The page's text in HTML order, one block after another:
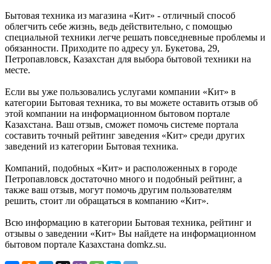
Бытовая техника из магазина «Кит» - отличный способ
облегчить себе жизнь, ведь действительно, с помощью
специальной техники легче решать повседневные проблемы и
обязанности. Приходите по адресу ул. Букетова, 29,
Петропавловск, Казахстан для выбора бытовой техники на
месте.
Если вы уже пользовались услугами компании «Кит» в
категории Бытовая техника, то вы можете оставить отзыв об
этой компании на информационном бытовом портале
Казахстана. Ваш отзыв, сможет помочь системе портала
составить точный рейтинг заведения «Кит» среди других
заведений из категории Бытовая техника.
Компаний, подобных «Кит» и расположенных в городе
Петропавловск достаточно много и подобный рейтинг, а
также ваш отзыв, могут помочь другим пользователям
решить, стоит ли обращаться в компанию «Кит».
Всю информацию в категории Бытовая техника, рейтинг и
отзывы о заведении «Кит» Вы найдете на информационном
бытовом портале Казахстана domkz.su.